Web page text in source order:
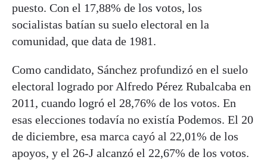
puesto. Con el 17,88% de los votos, los
socialistas batían su suelo electoral en la
comunidad, que data de 1981.
Como candidato, Sánchez profundizó en el suelo
electoral logrado por Alfredo Pérez Rubalcaba en
2011, cuando logró el 28,76% de los votos. En
esas elecciones todavía no existía Podemos. El 20
de diciembre, esa marca cayó al 22,01% de los
apoyos, y el 26-J alcanzó el 22,67% de los votos.